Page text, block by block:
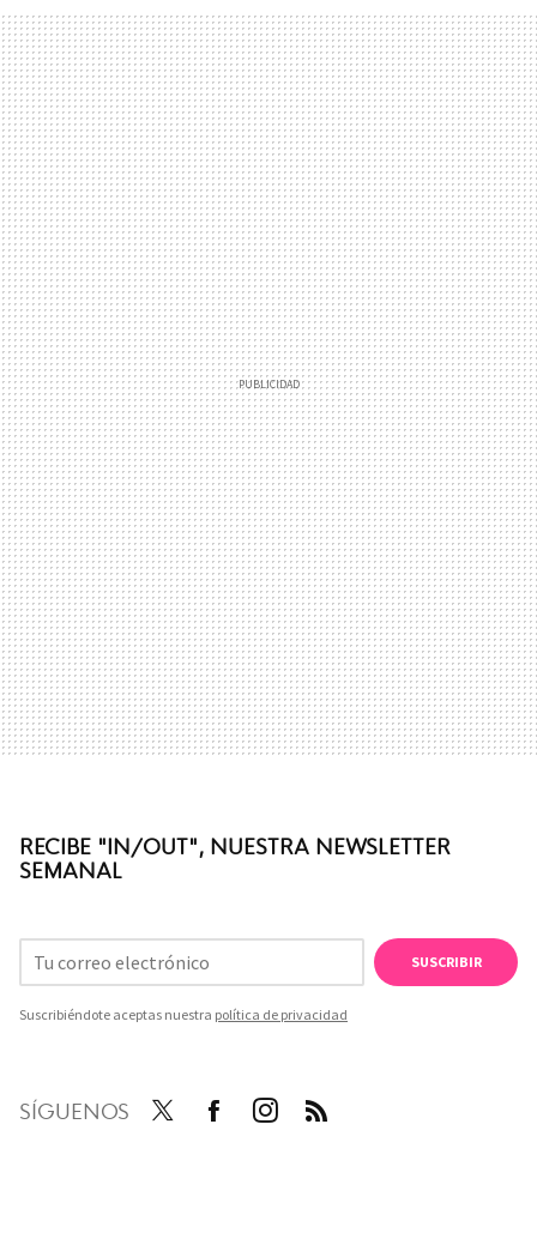
RECIBE "IN/OUT", NUESTRA NEWSLETTER
SEMANAL
SUSCRIBIR
Suscribiéndote aceptas nuestra política de privacidad
SÍGUENOS